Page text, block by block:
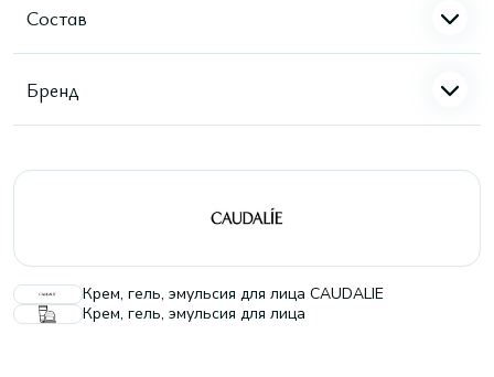
Состав
Бренд
Крем, гель, эмульсия для лица CAUDALIE
Крем, гель, эмульсия для лица